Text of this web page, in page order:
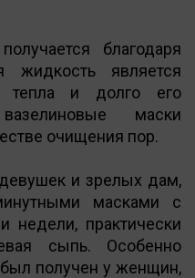
благодаря
жидкость является
тепла и долго его
маски
очищения пор.
и зрелых дам,
масками с
недели, практически
сыпь. Особенно
был получен у женщин,